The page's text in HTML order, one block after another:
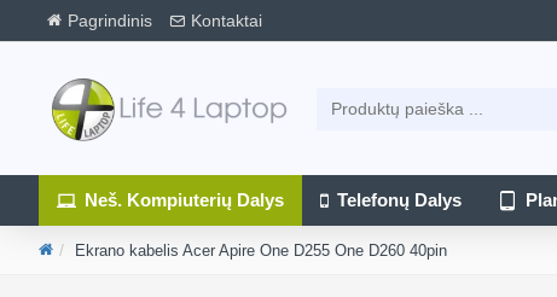
Pagrindinis Kontaktai
Neš. Kompiuterių Dalys Telefonų Dalys
Ekrano kabelis Acer Apire One D255 One D260 40pin